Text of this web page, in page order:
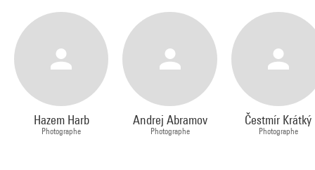
Hazem Harb
Photographe
Andrej Abramov
Photographe
Čestmír Krátký
Photographe